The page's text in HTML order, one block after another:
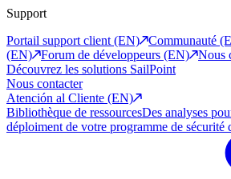
Support
Portail support client (EN)
Communauté
(EN)
Forum de développeurs (EN)
Nous
Découvrez les solutions SailPoint
Nous contacter
Atención al Cliente (EN)
Bibliothèque de ressourcesDes analyses
déploiment de votre programme de sécurité